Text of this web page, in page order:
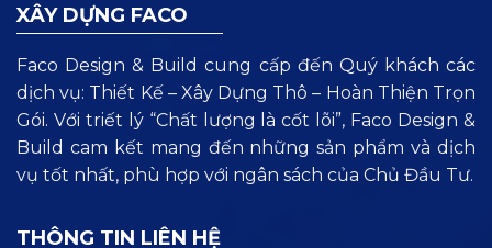
XÂY DỰNG FACO
Faco Design & Build cung cấp đến Quý khách các
dịch vụ: Thiết Kế – Xây Dựng Thô – Hoàn Thiện Trọn
Gói. Với triết lý “Chất lượng là cốt lõi”, Faco Design &
Build cam kết mang đến những sản phẩm và dịch
vụ tốt nhất, phù hợp với ngân sách của Chủ Đầu Tư.
THÔNG TIN LIÊN HỆ